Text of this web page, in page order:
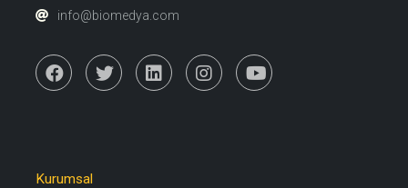
info@biomedya.com
Kurumsal